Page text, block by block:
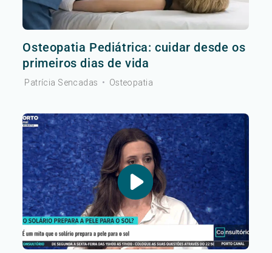
Osteopatia Pediátrica: cuidar desde os
primeiros dias de vida
Patrícia Sencadas • Osteopatia